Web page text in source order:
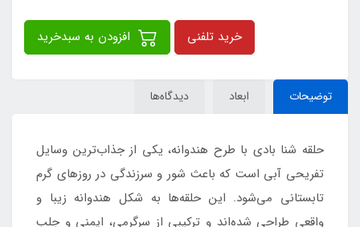
خرید تلفنی
توضیحات ابعاد دیدگاه‌ها
حلقه شنا بادی با طرح هندوانه، یکی از جذاب‌ترین وسایل
تفریحی آبی است که باعث شور و سرزندگی در روزهای گرم
تابستانی می‌شود. این حلقه‌ها به شکل هندوانه زیبا و
واقعی طراحی شده‌اند و ترکیبی از سرگرمی، ایمنی و جلب